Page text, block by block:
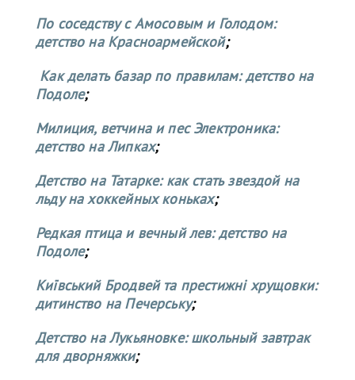
По соседству с Амосовым и Голодом:
детство на Красноармейской;
Как делать базар по правилам: детство на
Подоле;
Милиция, ветчина и пес Электроника:
детство на Липках;
Детство на Татарке: как стать звездой на
льду на хоккейных коньках;
Редкая птица и вечный лев: детство на
Подоле;
Київський Бродвей та престижні хрущовки:
дитинство на Печерську;
Детство на Лукьяновке: школьный завтрак
для дворняжки;